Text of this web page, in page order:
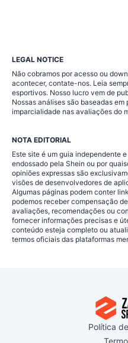
LEGAL NOTICE
Não cobramos por acesso ou
acontecer, contate-nos. Leia
esportivos. Nosso lucro vem de
Nossas análises são baseadas
imparcialidade nas avaliações do
NOTA EDITORIAL
Este site é um guia independente
endossado pela Shein ou por
opiniões expressas são
visões de desenvolvedores de
Algumas páginas podem conter
podemos receber compensação
avaliações, recomendações ou
fornecer informações precisas e
conteúdo esteja completo ou
termos oficiais das plataformas
Política